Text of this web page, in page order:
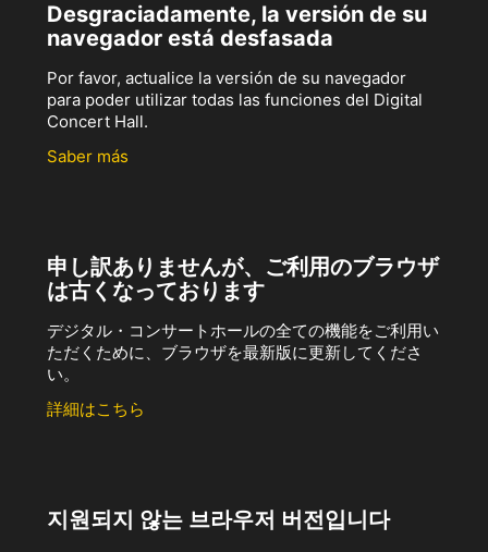
Desgraciadamente, la versión de su
navegador está desfasada
Por favor, actualice la versión de su navegador
para poder utilizar todas las funciones del Digital
Concert Hall.
Saber más
申し訳ありませんが、ご利用のブラウザ
は古くなっております
デジタル・コンサートホールの全ての機能をご利用い
ただくために、ブラウザを最新版に更新してくださ
い。
詳細はこちら
지원되지 않는 브라우저 버전입니다